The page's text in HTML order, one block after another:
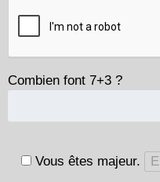
Combien font 7+3 ?
Vous êtes majeur.